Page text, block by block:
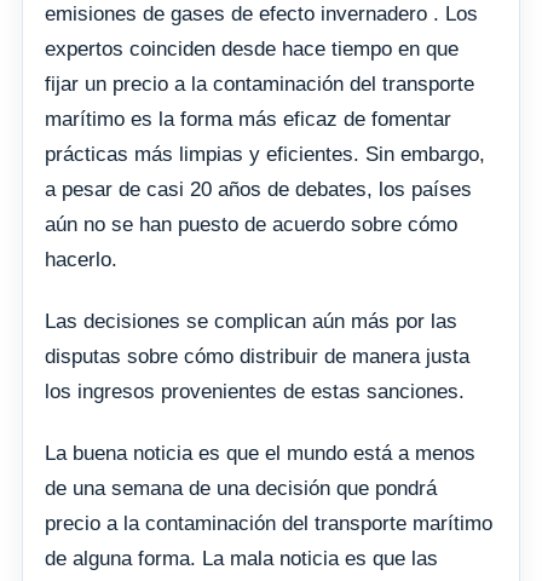
emisiones de gases de efecto invernadero . Los
expertos coinciden desde hace tiempo en que
fijar un precio a la contaminación del transporte
marítimo es la forma más eficaz de fomentar
prácticas más limpias y eficientes. Sin embargo,
a pesar de casi 20 años de debates, los países
aún no se han puesto de acuerdo sobre cómo
hacerlo.
Las decisiones se complican aún más por las
disputas sobre cómo distribuir de manera justa
los ingresos provenientes de estas sanciones.
La buena noticia es que el mundo está a menos
de una semana de una decisión que pondrá
precio a la contaminación del transporte marítimo
de alguna forma. La mala noticia es que las